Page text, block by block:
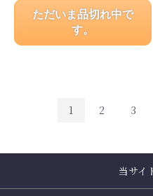
ただいま品切れ中で
す。
1 2 3
当サイ